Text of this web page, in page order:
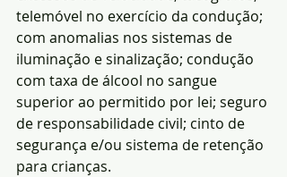
telemóvel no exercício da condução;
com anomalias nos sistemas de
iluminação e sinalização; condução
com taxa de álcool no sangue
superior ao permitido por lei; seguro
de responsabilidade civil; cinto de
segurança e/ou sistema de retenção
para crianças.